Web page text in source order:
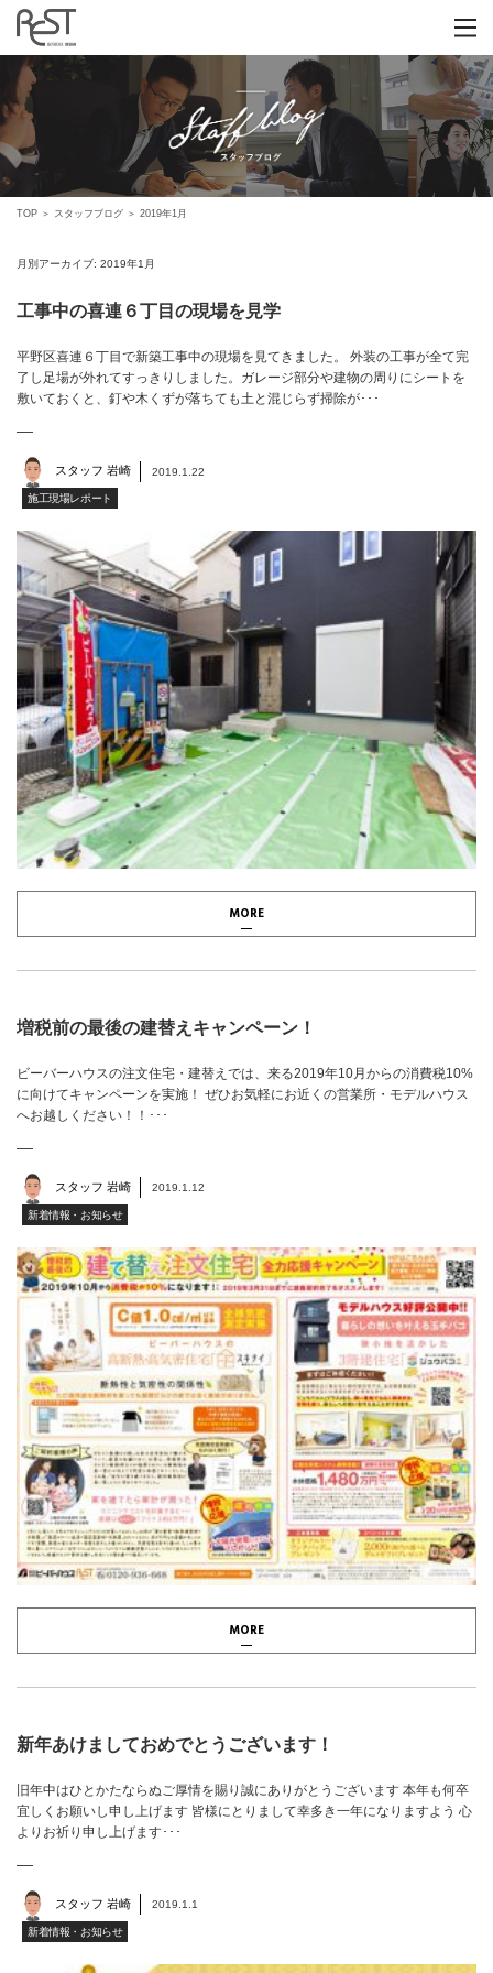
TOP ＞ スタッフブログ ＞ 2019年1月
月別アーカイブ: 2019年1月
工事中の喜連６丁目の現場を見学
平野区喜連６丁目で新築工事中の現場を見てきました。 外装の工事が全て完
了し足場が外れてすっきりしました。ガレージ部分や建物の周りにシートを
敷いておくと、釘や木くずが落ちても土と混じらず掃除が･･･
スタッフ 岩崎 2019.1.22
施工現場レポート
MORE
増税前の最後の建替えキャンペーン！
ビーバーハウスの注文住宅・建替えでは、来る2019年10月からの消費税10%
に向けてキャンペーンを実施！ ぜひお気軽にお近くの営業所・モデルハウス
へお越しください！！･･･
スタッフ 岩崎 2019.1.12
新着情報・お知らせ
MORE
新年あけましておめでとうございます！
旧年中はひとかたならぬご厚情を賜り誠にありがとうございます 本年も何卒
宜しくお願いし申し上げます 皆様にとりまして幸多き一年になりますよう 心
よりお祈り申し上げます･･･
スタッフ 岩崎 2019.1.1
新着情報・お知らせ